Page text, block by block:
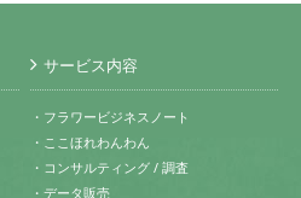
サービス内容
・フラワービジネスノート
・ここほれわんわん
・コンサルティング / 調査
・データ販売